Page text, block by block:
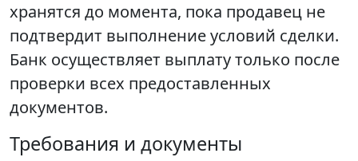
хранятся до момента, пока продавец не
подтвердит выполнение условий сделки.
Банк осуществляет выплату только после
проверки всех предоставленных
документов.
Требования и документы